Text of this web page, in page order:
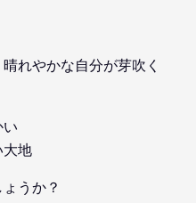
れやかな自分が芽吹く
大地
うか？